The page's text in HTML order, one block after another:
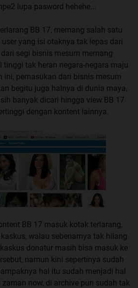
lupa pasword hehehe...
BB 17, memang salah satu
yang isi otaknya tak lepas dari
segi bisnis mesum memang
tak heran negara-negara maju
ini, pemasukan dari bisnis mesum
begitu juga halnya di dunia maya,
banyak dicari hingga view BB 17
dengan kontent lainnya.
BB 17 masuk kotak terlarang,
walau sebenarnya tak hilang
donatur masih bisa masuk ke
namun kini sepertinya sudah
hal itu sudah menjadi hal
now, di archive pun sudah tak